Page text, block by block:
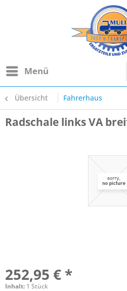
Menü
Übersicht Fahrerhaus
Radschale links VA
252,95 € *
Inhalt: 1 Stück